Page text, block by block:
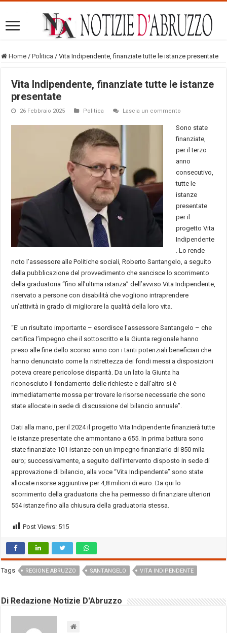
Home / Politica / Vita Indipendente, finanziate tutte le istanze presentate
Vita Indipendente, finanziate tutte le istanze
presentate
26 Febbraio 2025 Politica Lascia un commento
Sono state
finanziate,
per il terzo
anno
consecutivo,
tutte le
istanze
presentate
per il
progetto Vita
Indipendente
. Lo rende
noto l’assessore alle Politiche sociali, Roberto Santangelo, a seguito
della pubblicazione del provvedimento che sancisce lo scorrimento
della graduatoria “fino all’ultima istanza” dell’avviso Vita Indipendente,
riservato a persone con disabilità che vogliono intraprendere
un’attività in grado di migliorare la qualità della loro vita.
“E’ un risultato importante – esordisce l’assessore Santangelo – che
certifica l’impegno che il sottoscritto e la Giunta regionale hanno
preso alle fine dello scorso anno con i tanti potenziali beneficiari che
hanno denunciato come la ristrettezza dei fondi messi a disposizioni
poteva creare pericolose disparità. Da un lato la Giunta ha
riconosciuto il fondamento delle richieste e dall’altro si è
immediatamente mossa per trovare le risorse necessarie che sono
state allocate in sede di discussione del bilancio annuale”.
Dati alla mano, per il 2024 il progetto Vita Indipendente finanzierà tutte
le istanze presentate che ammontano a 655. In prima battura sono
state finanziate 101 istanze con un impegno finanziario di 850 mila
euro; successivamente, a seguito dell’intervento disposto in sede di
approvazione di bilancio, alla voce “Vita Indipendente” sono state
allocate risorse aggiuntive per 4,8 milioni di euro. Da qui lo
scorrimento della graduatoria che ha permesso di finanziare ulteriori
554 istanze fino alla chiusura della graduatoria stessa.
Post Views: 515
Tags REGIONE ABRUZZO SANTANGELO VITA INDIPENDENTE
Di Redazione Notizie D'Abruzzo